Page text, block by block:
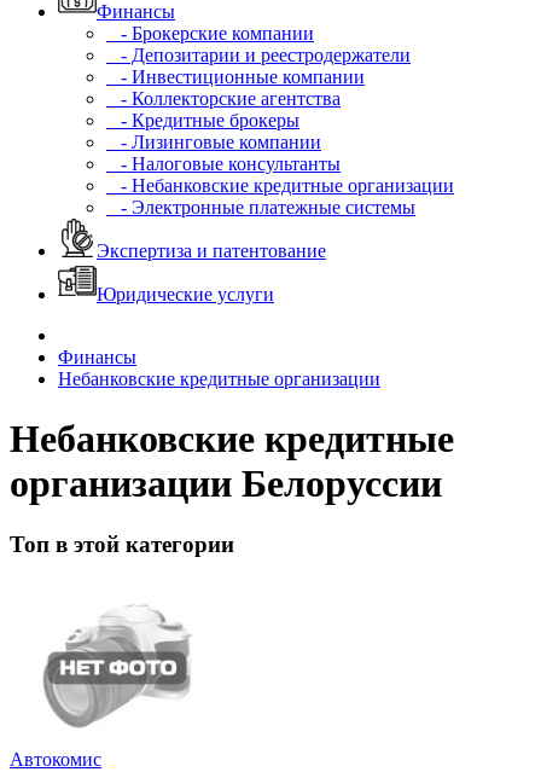
Финансы
- Брокерские компании
- Депозитарии и реестродержатели
- Инвестиционные компании
- Коллекторские агентства
- Кредитные брокеры
- Лизинговые компании
- Налоговые консультанты
- Небанковские кредитные организации
- Электронные платежные системы
Экспертиза и патентование
Юридические услуги
Финансы
Небанковские кредитные организации
Небанковские кредитные
организации Белоруссии
Топ в этой категории
Автокомис